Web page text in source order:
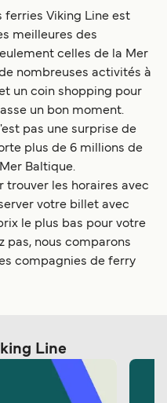
ferries Viking Line est
meilleures des
celles de la Mer
nombreuses activités à
un coin shopping pour
un bon moment.
pas une surprise de
plus de 6 millions de
Baltique.
les horaires avec
votre billet avec
le plus bas pour votre
pas, nous comparons
compagnies de ferry
Line